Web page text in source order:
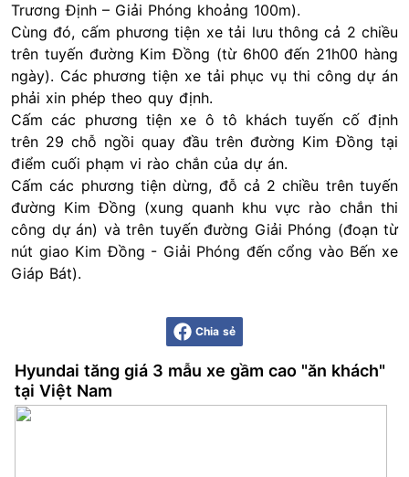
Trương Định – Giải Phóng khoảng 100m).
Cùng đó, cấm phương tiện xe tải lưu thông cả 2 chiều
trên tuyến đường Kim Đồng (từ 6h00 đến 21h00 hàng
ngày). Các phương tiện xe tải phục vụ thi công dự án
phải xin phép theo quy định.
Cấm các phương tiện xe ô tô khách tuyến cố định
trên 29 chỗ ngồi quay đầu trên đường Kim Đồng tại
điểm cuối phạm vi rào chắn của dự án.
Cấm các phương tiện dừng, đỗ cả 2 chiều trên tuyến
đường Kim Đồng (xung quanh khu vực rào chắn thi
công dự án) và trên tuyến đường Giải Phóng (đoạn từ
nút giao Kim Đồng - Giải Phóng đến cổng vào Bến xe
Giáp Bát).
Chia sẻ
Hyundai tăng giá 3 mẫu xe gầm cao "ăn khách"
tại Việt Nam